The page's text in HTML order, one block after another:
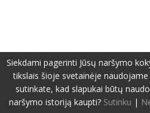
Siekdami pagerinti Jūsų naršymo
tikslais šioje svetainėje
sutinkate, kad slapukai būtų
naršymo istoriją kaupti? Sutinku |